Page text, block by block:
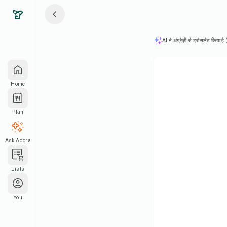
Home
Plan
Ask Adora
Lists
You
AI ने अंग्रेज़ी से ट्रांसलेट किया है